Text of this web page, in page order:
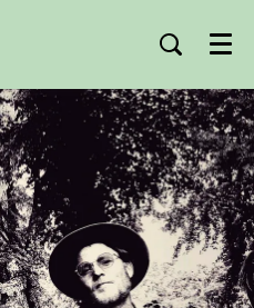
Menu